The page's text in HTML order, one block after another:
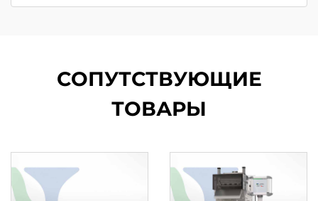
СОПУТСТВУЮЩИЕ
ТОВАРЫ